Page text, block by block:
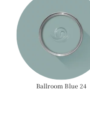
Ballroom Blue 24